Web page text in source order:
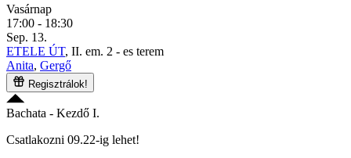
Vasárnap
17:00 - 18:30
Sep. 13.
ETELE ÚT, II. em. 2 - es terem
Anita, Gergő
Regisztrálok!
Bachata - Kezdő I.
Csatlakozni 09.22-ig lehet!